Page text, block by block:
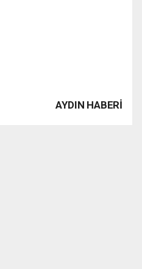
AYDIN HABERİ